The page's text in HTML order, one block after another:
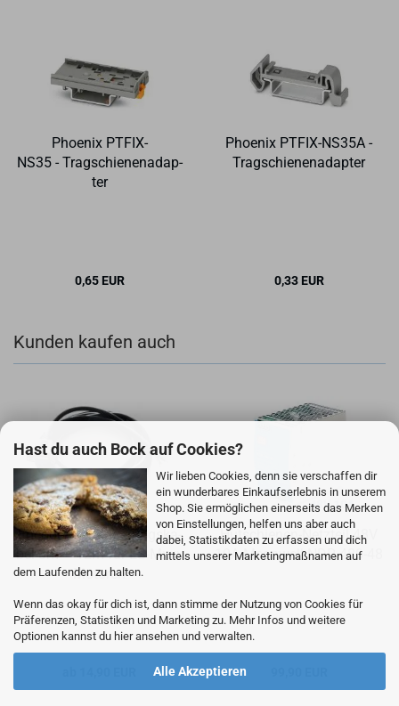
Hast du auch Bock auf Cookies?
Wir lieben Cookies, denn sie verschaffen dir
ein wunderbares Einkaufserlebnis in unserem
Shop. Sie ermöglichen einerseits das Merken
von Einstellungen, helfen uns aber auch
dabei, Statistikdaten zu erfassen und dich
mittels unserer Marketingmaßnamen auf
dem Laufenden zu halten.
Wenn das okay für dich ist, dann stimme der Nutzung von Cookies für
Präferenzen, Statistiken und Marketing zu. Mehr Infos und weitere
Optionen kannst du hier ansehen und verwalten.
Alle Akzeptieren
Phoe­nix PTFIX-​​
NS35 - Trag­schie­nen­ad­ap­
ter
0,65 EUR
Phoe­nix PTFIX-​​NS35A -
Trag­schie­nen­ad­ap­ter
0,33 EUR
Kunden kaufen auch
En­co­der Ver­län­ge­rungs­ka­
bel 3m – 12m für ES-​Mxxx
Mo­to­ren
Hutschienen-​​Netz­teil 48V
10A Me­an­well NDR-​480-​48